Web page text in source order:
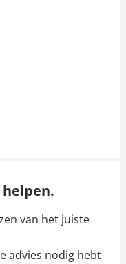
van het juiste
advies nodig hebt